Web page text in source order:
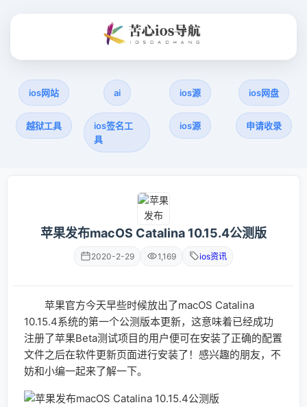
ios网站 ai ios源 ios网盘
越狱工具
ios签名工
具
ios源 申请收录
苹果发布macOS Catalina 10.15.4公测版
2020-2-29 1,169 ios资讯
苹果官方今天早些时候放出了macOS Catalina
10.15.4系统的第一个公测版本更新，这意味着已经成功
注册了苹果Beta测试项目的用户便可在安装了正确的配置
文件之后在软件更新页面进行安装了！感兴趣的朋友，不
妨和小编一起来了解一下。